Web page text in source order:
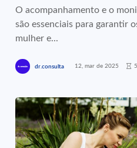
O acompanhamento e o
são essenciais para garantir
mulher e...
dr.consulta 12, mar de 2025